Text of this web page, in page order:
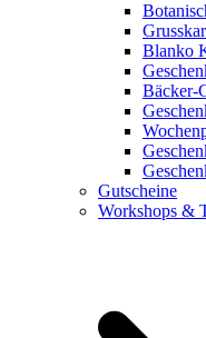
Blanko
Bäcker-
Gutscheine
Workshops &